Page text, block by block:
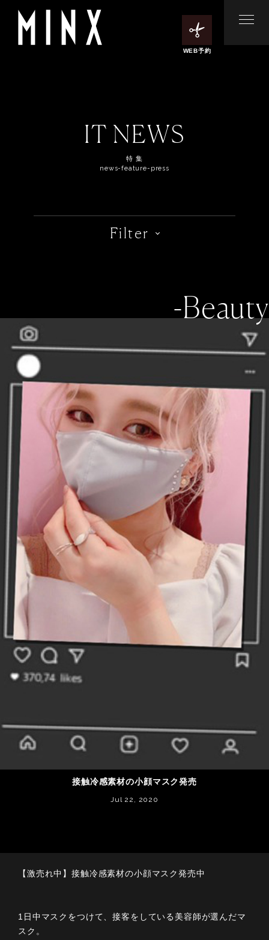
WEB予約
IT NEWS
特 集
news-feature-press
Filter
-Beauty
接触冷感素材の小顔マスク発売
Jul 22, 2020
【激売れ中】接触冷感素材の小顔マスク発売中
1日中マスクをつけて、接客をしている美容師が選んだマ
スク。